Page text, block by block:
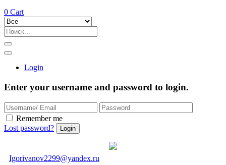
0 Cart
Login
Enter your username and password to login.
Remember me
Lost password?
Igorivanov2299@yandex.ru